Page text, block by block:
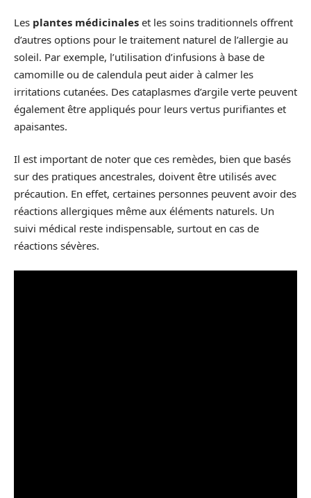
Les plantes médicinales et les soins traditionnels offrent
d’autres options pour le traitement naturel de l’allergie au
soleil. Par exemple, l’utilisation d’infusions à base de
camomille ou de calendula peut aider à calmer les
irritations cutanées. Des cataplasmes d’argile verte peuvent
également être appliqués pour leurs vertus purifiantes et
apaisantes.
Il est important de noter que ces remèdes, bien que basés
sur des pratiques ancestrales, doivent être utilisés avec
précaution. En effet, certaines personnes peuvent avoir des
réactions allergiques même aux éléments naturels. Un
suivi médical reste indispensable, surtout en cas de
réactions sévères.